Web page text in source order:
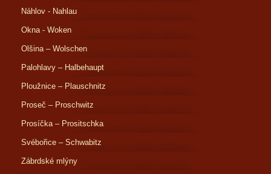
Náhlov - Nahlau
Okna - Woken
Olšina – Wolschen
Palohlavy – Halbehaupt
Ploužnice – Plauschnitz
Proseč – Proschwitz
Prosíčka – Prositschka
Svébořice – Schwabitz
Zábrdské mlýny